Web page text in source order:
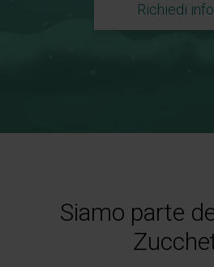
Richiedi info
Siamo parte